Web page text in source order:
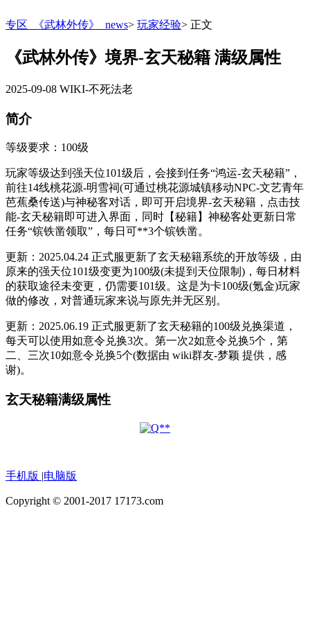
专区_《武林外传》_news> 玩家经验> 正文
《武林外传》境界-玄天秘籍 满级属性
2025-09-08 WIKI-不死法老
简介
等级要求：100级
玩家等级达到强天位101级后，会接到任务“鸿运-玄天秘籍”，
前往14线桃花源-明雪祠(可通过桃花源城镇移动NPC-文艺青年
芭蕉桑传送)与神秘客对话，即可开启境界-玄天秘籍，点击技
能-玄天秘籍即可进入界面，同时【秘籍】神秘客处更新日常
任务“镔铁凿领取”，每日可**3个镔铁凿。
更新：2025.04.24 正式服更新了玄天秘籍系统的开放等级，由
原来的强天位101级变更为100级(未提到天位限制)，每日材料
的获取途径未变更，仍需要101级。这是为卡100级(氪金)玩家
做的修改，对普通玩家来说与原先并无区别。
更新：2025.06.19 正式服更新了玄天秘籍的100级兑换渠道，
每天可以使用如意令兑换3次。第一次2如意令兑换5个，第
二、三次10如意令兑换5个(数据由 wiki群友-梦颖 提供，感
谢)。
玄天秘籍满级属性
手机版 |电脑版
Copyright © 2001-2017 17173.com